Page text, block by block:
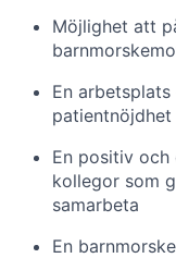
Möjlighet att
En
En positiv och
kollegor som
samarbeta
En